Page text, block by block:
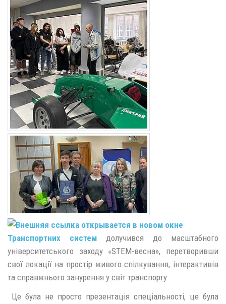
Транспортних систем долучився до масштабного
університетського заходу «STEM-весна», перетворивши
свої локації на простір живого спілкування, інтерактивів
та справжнього занурення у світ транспорту.
Це була не просто презентація спеціальності, це була